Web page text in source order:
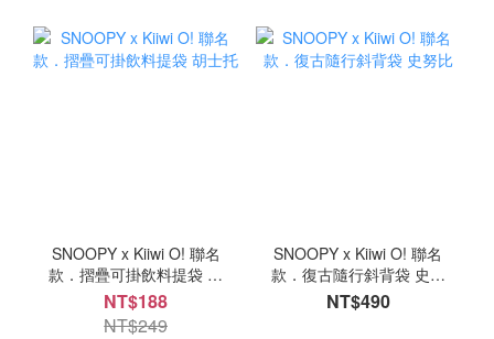
SNOOPY x Kiiwi O! 聯名
款．摺疊可掛飲料提袋 胡
士托
NT$188
NT$249
SNOOPY x Kiiwi O! 聯名
款．復古隨行斜背袋 史努
比
NT$490